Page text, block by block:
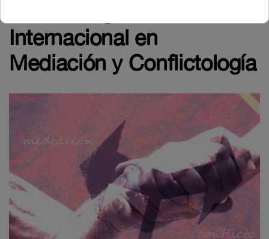
Internacional en
Mediación y Conflictología